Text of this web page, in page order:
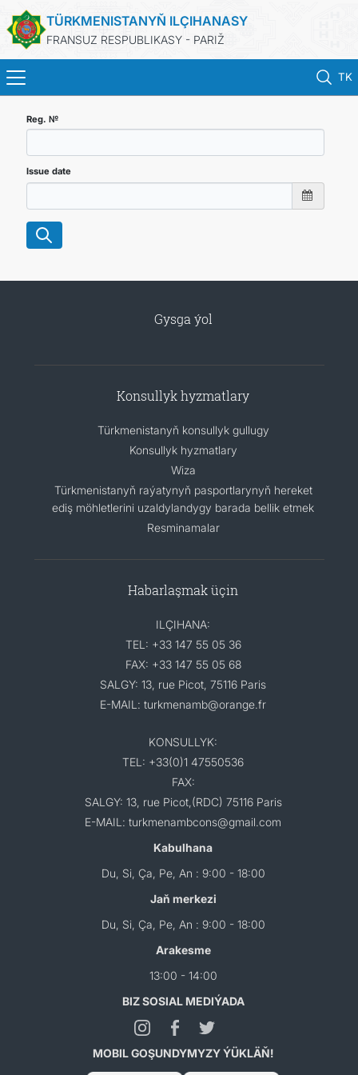
TÜRKMENISTANYŇ ILÇIHANASY
FRANSUZ RESPUBLIKASY - PARIŽ
TK
HABARLAR
Reg. №
Issue date
Gysga ýol
Konsullyk hyzmatlary
Türkmenistanyň konsullyk gullugy
Konsullyk hyzmatlary
Wiza
Türkmenistanyň raýatynyň pasportlarynyň hereket
ediş möhletlerini uzaldylandygy barada bellik etmek
Resminamalar
Habarlaşmak üçin
ILÇIHANA:
TEL: +33 147 55 05 36
FAX: +33 147 55 05 68
SALGY: 13, rue Picot, 75116 Paris
E-MAIL: turkmenamb@orange.fr
KONSULLYK:
TEL: +33(0)1 47550536
FAX:
SALGY: 13, rue Picot,(RDC) 75116 Paris
E-MAIL: turkmenambcons@gmail.com
Kabulhana
Du, Si, Ça, Pe, An : 9:00 - 18:00
Jaň merkezi
Du, Si, Ça, Pe, An : 9:00 - 18:00
Arakesme
13:00 - 14:00
BIZ SOSIAL MEDIÝADA
MOBIL GOŞUNDYMYZY ÝÜKLÄŇ!